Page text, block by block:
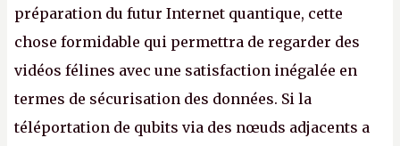
préparation du futur Internet quantique, cette
chose formidable qui permettra de regarder des
vidéos félines avec une satisfaction inégalée en
termes de sécurisation des données. Si la
téléportation de qubits via des nœuds adjacents a